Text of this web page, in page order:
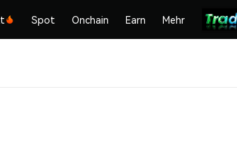
Spot Onchain Earn Mehr